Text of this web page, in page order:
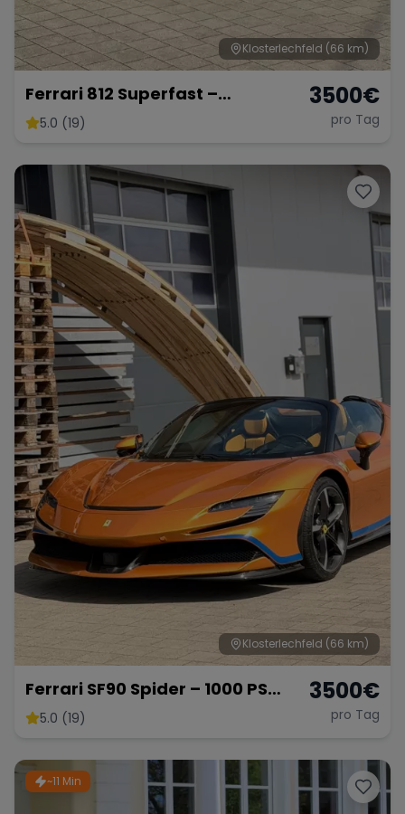
Klosterlechfeld (66 km)
Ferrari 812 Superfast –
Ultimativer V12-Supersportler
5.0 (19)
3500€
pro Tag
Klosterlechfeld (66 km)
Ferrari SF90 Spider – 1000 PS
Supersportwagen
5.0 (19)
3500€
pro Tag
~11 Min